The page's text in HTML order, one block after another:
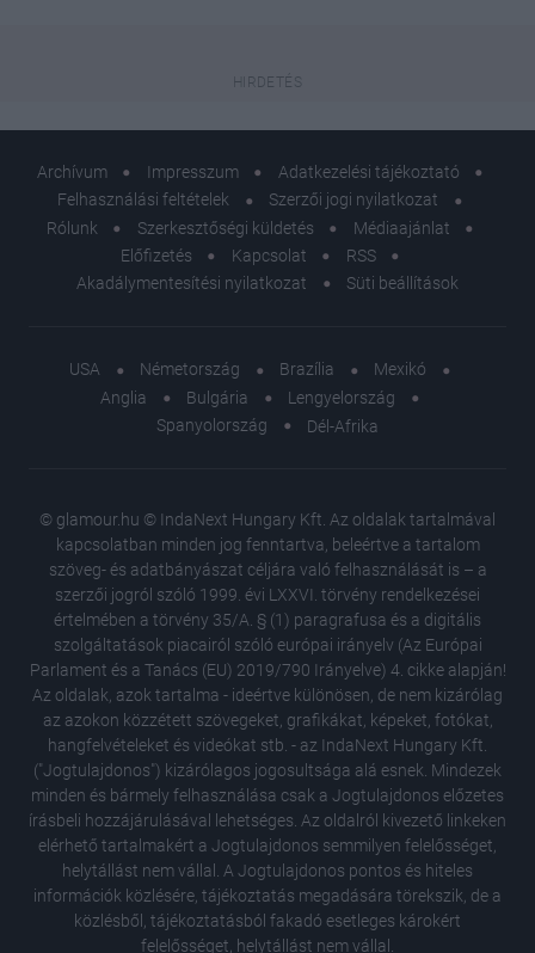
Keleti
Archívum Impresszum
Adatkezelési tájékoztató
Felhasználási feltételek
Szerzői jogi nyilatkozat
Rólunk
Szerkesztőségi küldetés
Médiaajánlat
Előfizetés
Kapcsolat
RSS
Akadálymentesítési nyilatkozat
Süti beállítások
USA Németország Brazília
Mexikó
Anglia
Bulgária
Lengyelország
Spanyolország
Dél-Afrika
© glamour.hu © IndaNext Hungary Kft. Az oldalak tartalmával
kapcsolatban minden jog fenntartva, beleértve a tartalom
szöveg- és adatbányászat céljára való felhasználását is – a
szerzői jogról szóló 1999. évi LXXVI. törvény rendelkezései
értelmében a törvény 35/A. § (1) paragrafusa és a digitális
szolgáltatások piacairól szóló európai irányelv (Az Európai
Parlament és a Tanács (EU) 2019/790 Irányelve) 4. cikke alapján!
Az oldalak, azok tartalma - ideértve különösen, de nem kizárólag
az azokon közzétett szövegeket, grafikákat, képeket, fotókat,
hangfelvételeket és videókat stb. - az IndaNext Hungary Kft.
("Jogtulajdonos") kizárólagos jogosultsága alá esnek. Mindezek
minden és bármely felhasználása csak a Jogtulajdonos előzetes
írásbeli hozzájárulásával lehetséges. Az oldalról kivezető linkeken
elérhető tartalmakért a Jogtulajdonos semmilyen felelősséget,
helytállást nem vállal. A Jogtulajdonos pontos és hiteles
információk közlésére, tájékoztatás megadására törekszik, de a
közlésből, tájékoztatásból fakadó esetleges károkért
felelősséget, helytállást nem vállal.